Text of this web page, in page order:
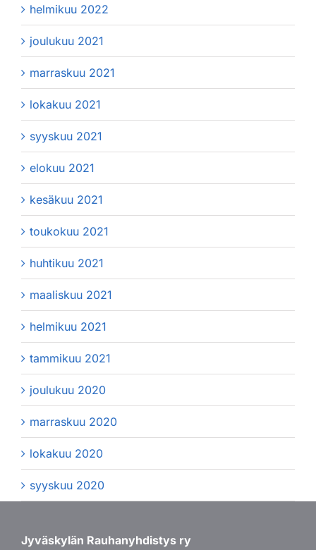
helmikuu 2022
joulukuu 2021
marraskuu 2021
lokakuu 2021
syyskuu 2021
elokuu 2021
kesäkuu 2021
toukokuu 2021
huhtikuu 2021
maaliskuu 2021
helmikuu 2021
tammikuu 2021
joulukuu 2020
marraskuu 2020
lokakuu 2020
syyskuu 2020
Jyväskylän Rauhanyhdistys ry